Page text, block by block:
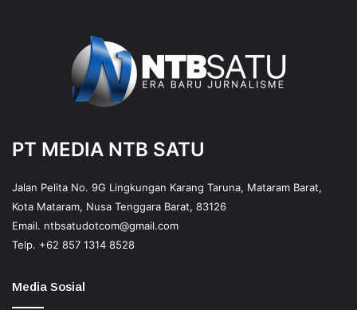
PT MEDIA NTB SATU
Jalan Pelita No. 9G Lingkungan Karang Taruna, Mataram Barat,
Kota Mataram, Nusa Tenggara Barat, 83126
Email. ntbsatudotcom@gmail.com
Telp. +62 857 1314 8528
Media Sosial